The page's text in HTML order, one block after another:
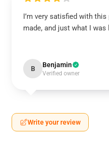
I’m very satisfied with
made, and just what I
B Benjamin
Verified owner
Write your review